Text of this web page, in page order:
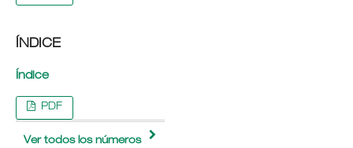
ÍNDICE
Índice
PDF
Ver todos los números